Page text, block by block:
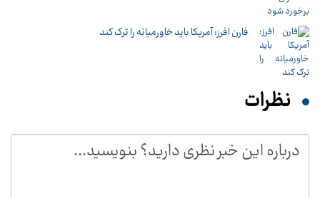
فارن افرز: آمریکا باید خاورمیانه را ترک کند
نظرات